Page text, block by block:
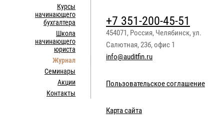
Курсы
начинающего
бухгалтера
Школа
начинающего
юриста
Журнал
Семинары
Акции
Контакты
+7 351-200-45-51
454071, Россия, Челябинск,ул.
Салютная, 23б, офис 1
info@auditfin.ru
Пользовательское соглашение
Карта сайта